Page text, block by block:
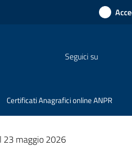
Seguici su
Certificati Anagrafici online ANPR
23 maggio 2026